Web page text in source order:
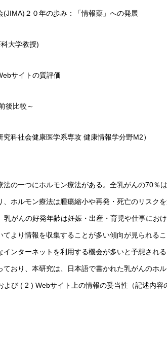
(JIMA)２０年の歩み：「情報薬」への発展
大学教授)
サイトの質評価
後比較～
科社会健康医学系専攻 健康情報学分野M2）
の一つにホルモン療法がある。全乳がんの70％
、ホルモン療法は腫瘍縮小や再発・死亡のリスク
がんの好発年齢は妊娠・出産・育児や仕事にお
より情報を収集することが多い傾向が見られる
ンターネットを利用する機会が多いと予想され
おり、本研究は、日本語で書かれた乳がんのホ
よび ( 2 ) Webサイト上の情報の妥当性（記述内容